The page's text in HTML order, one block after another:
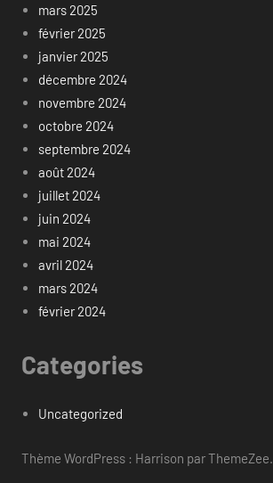
mars 2025
février 2025
janvier 2025
décembre 2024
novembre 2024
octobre 2024
septembre 2024
août 2024
juillet 2024
juin 2024
mai 2024
avril 2024
mars 2024
février 2024
Categories
Uncategorized
Thème WordPress : Harrison par ThemeZee.